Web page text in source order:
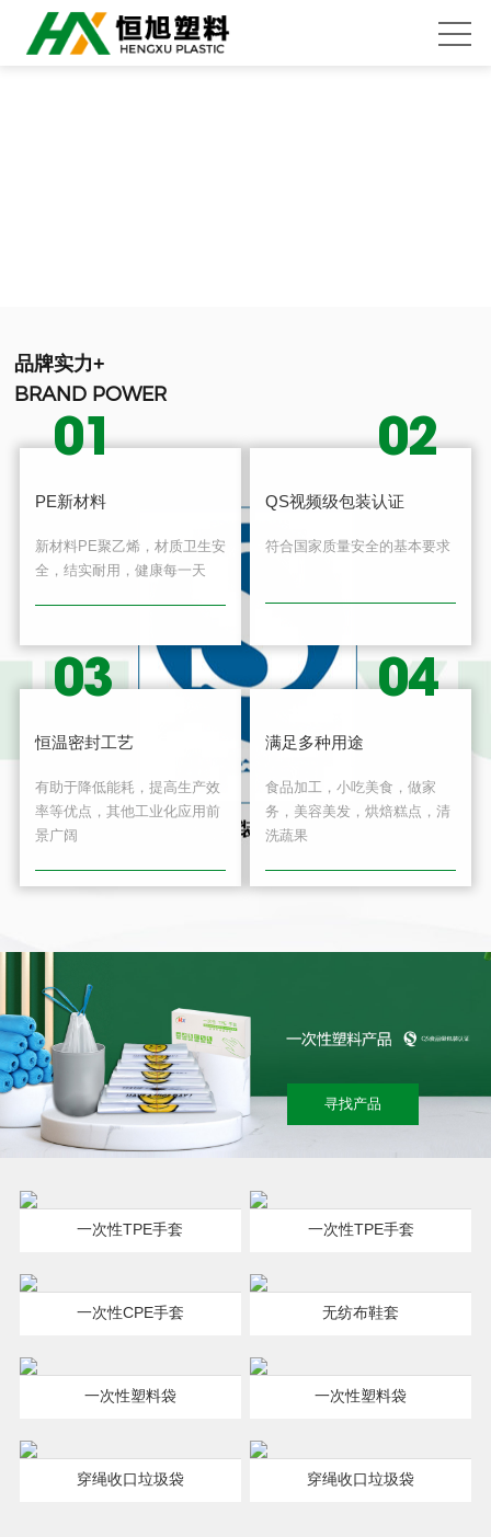
品牌实力+
BRAND POWER
01
PE新材料
新材料PE聚乙烯，材质卫生安
全，结实耐用，健康每一天
02
QS视频级包装认证
符合国家质量安全的基本要求
03
恒温密封工艺
有助于降低能耗，提高生产效
率等优点，其他工业化应用前
景广阔
04
满足多种用途
食品加工，小吃美食，做家
务，美容美发，烘焙糕点，清
洗蔬果
寻找产品
一次性TPE手套 一次性TPE手套
一次性CPE手套 无纺布鞋套
一次性塑料袋 一次性塑料袋
穿绳收口垃圾袋 穿绳收口垃圾袋